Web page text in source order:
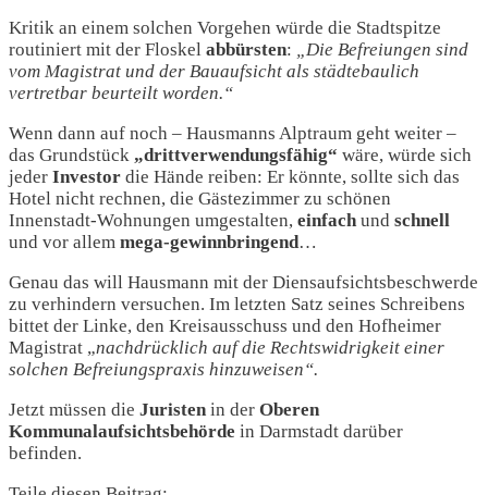
Kritik an einem solchen Vorgehen würde die Stadtspitze
routiniert mit der Floskel abbürsten: „Die Befreiungen sind
vom Magistrat und der Bauaufsicht als städtebaulich
vertretbar beurteilt worden.“
Wenn dann auf noch – Hausmanns Alptraum geht weiter –
das Grundstück „drittverwendungsfähig“ wäre, würde sich
jeder Investor die Hände reiben: Er könnte, sollte sich das
Hotel nicht rechnen, die Gästezimmer zu schönen
Innenstadt-Wohnungen umgestalten, einfach und schnell
und vor allem mega-gewinnbringend…
Genau das will Hausmann mit der Diensaufsichtsbeschwerde
zu verhindern versuchen. Im letzten Satz seines Schreibens
bittet der Linke, den Kreisausschuss und den Hofheimer
Magistrat „nachdrücklich auf die Rechtswidrigkeit einer
solchen Befreiungspraxis hinzuweisen“.
Jetzt müssen die Juristen in der Oberen
Kommunalaufsichtsbehörde in Darmstadt darüber
befinden.